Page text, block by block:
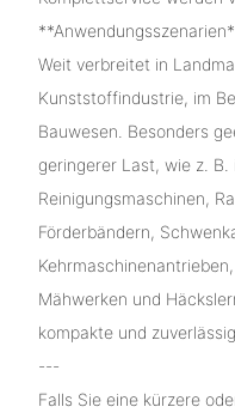
Weit verbreitet in
Kunststoffindustrie, im
Bauwesen. Besonders
geringerer Last, wie z.
Reinigungsmaschinen,
Förderbändern,
Mähwerken und
kompakte und
---
Falls Sie eine kürzere